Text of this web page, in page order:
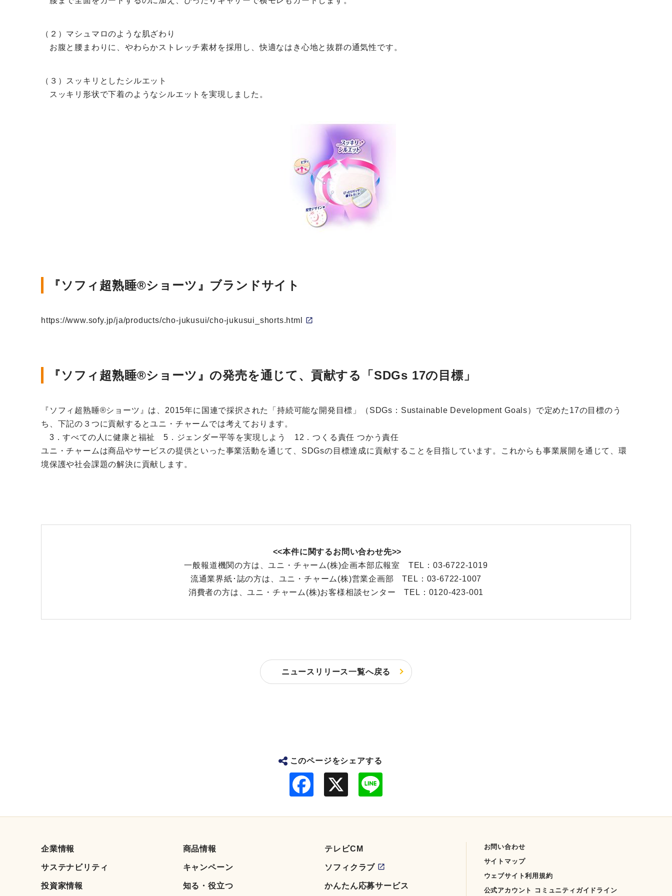
（２）マシュマロのような肌ざわり
お腹と腰まわりに、やわらかストレッチ素材を採用し、快適なはき心地と抜群の通気性です。
（３）スッキリとしたシルエット
スッキリ形状で下着のようなシルエットを実現しました。
『ソフィ超熟睡®ショーツ』ブランドサイト
https://www.sofy.jp/ja/products/cho-jukusui/cho-jukusui_shorts.html
『ソフィ超熟睡®ショーツ』の発売を通じて、貢献する「SDGs 17の目標」
『ソフィ超熟睡®ショーツ』は、2015年に国連で採択された「持続可能な開発目標」（SDGs：Sustainable Development Goals）で定めた17の目標のう
ち、下記の３つに貢献するとユニ・チャームでは考えております。
3．すべての人に健康と福祉 5．ジェンダー平等を実現しよう 12．つくる責任 つかう責任
ユニ・チャームは商品やサービスの提供といった事業活動を通じて、SDGsの目標達成に貢献する ことを目指しています。これからも事業展開を通じて、環
境保護や社会課題の解決に貢献します。
<<本件に関するお問い合わせ先>>
一般報道機関の方は、ユニ・チャーム(株)企画本部広報室 TEL：03-6722-1019
流通業界紙･誌の方は、ユニ・チャーム(株)営業企画部 TEL：03-6722-1007
消費者の方は、ユニ・チャーム(株)お客様相談センター TEL：0120-423-001
ニュースリリース一覧へ戻る
このページをシェアする
企業情報
サステナビリティ
投資家情報
商品情報
キャンペーン
知る・役立つ
テレビCM
ソフィクラブ
かんたん応募サービス
お問い合わせ
サイトマップ
ウェブサイト利用規約
公式アカウント コミュニティガイドライン